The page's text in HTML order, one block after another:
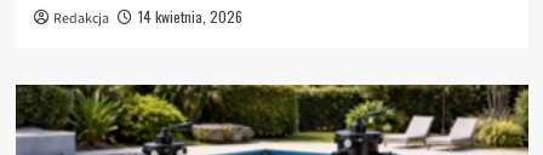
Redakcja 14 kwietnia, 2026